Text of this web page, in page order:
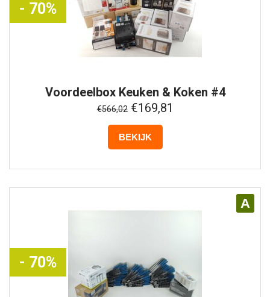
- 70%
VoordeelboxKeuken & Koken #4
€566,02€169,81
BEKIJK
A
- 70%